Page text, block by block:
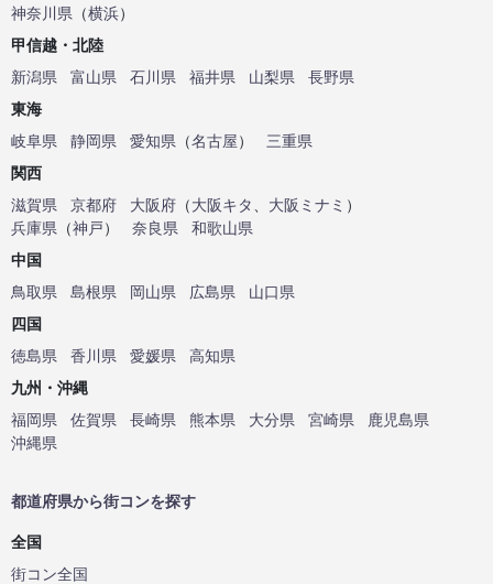
神奈川県 （横浜）
甲信越・北陸
新潟県
富山県 石川県 福井県 山梨県
長野県
東海
岐阜県
静岡県 愛知県 （名古屋）
三重県
関西
滋賀県
京都府 大阪府 （大阪キタ 大阪ミナミ ）
兵庫県 （神戸） 奈良県
和歌山県
中国
鳥取県
島根県 岡山県 広島県
山口県
四国
徳島県
香川県 愛媛県
高知県
九州・沖縄
福岡県
佐賀県 長崎県 熊本県 大分県 宮崎県
鹿児島県
沖縄県
都道府県から街コンを探す
全国
街コン全国